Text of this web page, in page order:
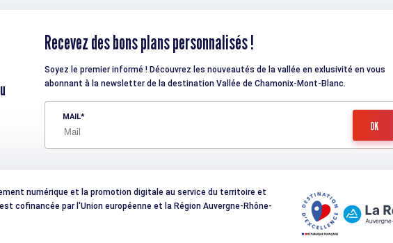
Recevez des bons plans personnalisés !
Soyez le premier informé ! Découvrez les nouveautés de la vallée en exlusivité en vous
abonnant à la newsletter de la destination Vallée de Chamonix-Mont-Blanc.
MAIL
numérique et la promotion digitale au service du territoire et
cofinancée par l'Union européenne et la Région Auvergne-Rhône-